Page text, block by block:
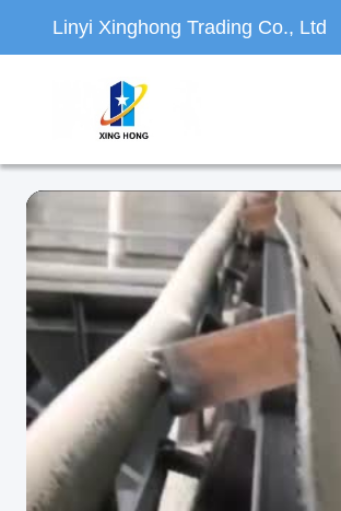
Linyi Xinghong Trading Co., Ltd